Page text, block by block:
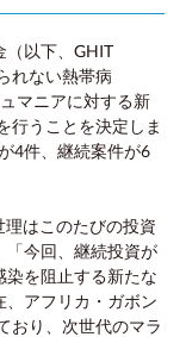
（以下、GHIT
れない熱帯病
マニアに対する新
行うことを決定しま
4件、継続案件が6
はこのたびの投資
「今回、継続投資が
を阻止する新たな
アフリカ・ガボン
おり、次世代のマラ